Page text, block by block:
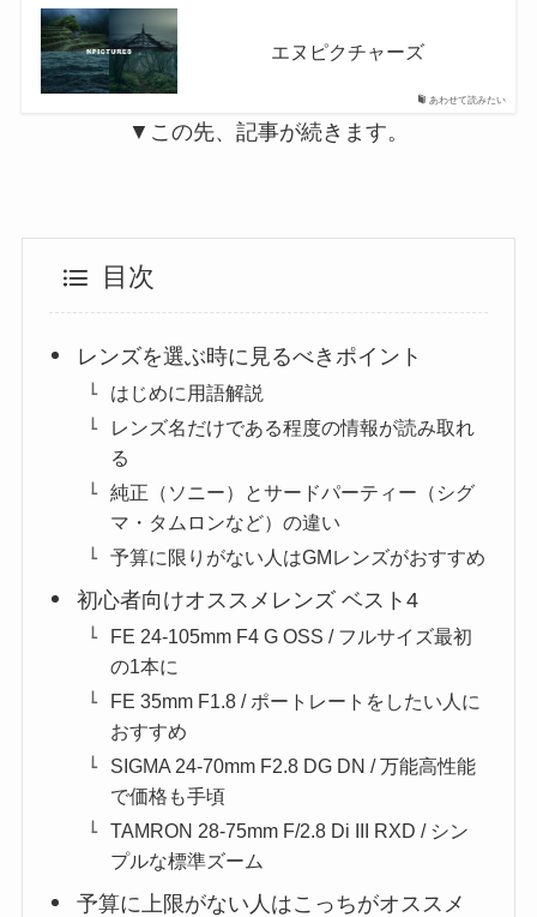
あわせて読みたい
エヌピクチャーズ
▼この先、記事が続きます。
目次
レンズを選ぶ時に見るべきポイント
はじめに用語解説
レンズ名だけである程度の情報が読み取れ
る
純正（ソニー）とサードパーティー（シグ
マ・タムロンなど）の違い
予算に限りがない人はGMレンズがおすすめ
初心者向けオススメレンズ ベスト4
FE 24-105mm F4 G OSS / フルサイズ最初
の1本に
FE 35mm F1.8 / ポートレートをしたい人に
おすすめ
SIGMA 24-70mm F2.8 DG DN / 万能高性能
で価格も手頃
TAMRON 28-75mm F/2.8 Di III RXD / シン
プルな標準ズーム
予算に上限がない人はこっちがオススメ